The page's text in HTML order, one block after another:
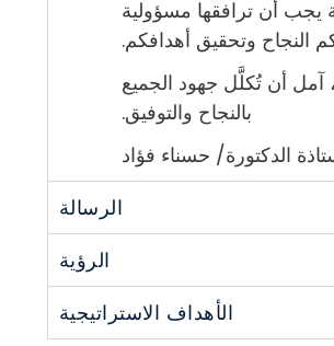
يجب أن ترافقها مسؤولية
النجاح وتحقيق أهدافكم.
آمل أن تُكلَّل جهود الجميع
بالنجاح والتوفيق.
الدكتورة/ حسناء فؤاد
الرسالة
الرؤية
الأهداف الاستراتيجية